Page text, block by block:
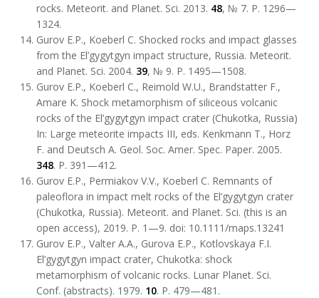
rocks. Meteorit. and Planet. Sci. 2013. 48, № 7. P. 1296—
1324.
Gurov E.P., Koeberl C. Shocked rocks and impact glasses
from the El’gygytgyn impact structure, Russia. Meteorit.
and Planet. Sci. 2004. 39, № 9. P. 1495—1508.
Gurov E.P., Koeberl C., Reimold W.U., Brandstatter F.,
Amare K. Shock metamorphism of siliceous volcanic
rocks of the El’gygytgyn impact crater (Chukotka, Russia)
In: Large meteorite impacts III, eds. Kenkmann T., Horz
F. and Deutsch A. Geol. Soc. Amer. Spec. Paper. 2005.
348. P. 391—412.
Gurov E.P., Permiakov V.V., Koeberl C. Remnants of
paleoflora in impact melt rocks of the El’gygytgyn crater
(Chukotka, Russia). Meteorit. and Planet. Sci. (this is an
open access), 2019. P. 1—9. doi: 10.1111/maps.13241
Gurov E.P., Valter A.A., Gurova E.P., Kotlovskaya F.I.
El’gygytgyn impact crater, Chukotka: shock
metamorphism of volcanic rocks. Lunar Planet. Sci.
Conf. (abstracts). 1979. 10. P. 479—481.